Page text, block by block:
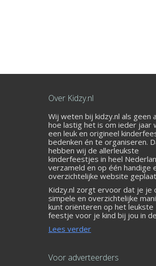
Over Kidzy.nl
Wij weten bij kidzy.nl als geen
hoe lastig het is om ieder jaar
een leuk en origineel
bedenken én te organiseren.
hebben wij de allerleukste
kinderfeestjes in heel
verzameld en op één handige
overzichtelijke website
Kidzy.nl zorgt ervoor dat je je
simpele en overzichtelijke
kunt oriënteren op het leukste
feestje voor je kind bij jou in
Lees verder
Voor adverteerders